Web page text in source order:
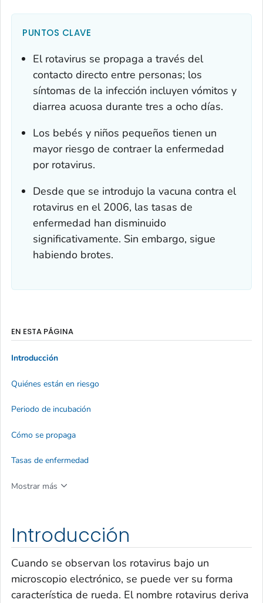
PUNTOS CLAVE
El rotavirus se propaga a través del
contacto directo entre personas; los
síntomas de la infección incluyen vómitos y
diarrea acuosa durante tres a ocho días.
Los bebés y niños pequeños tienen un
mayor riesgo de contraer la enfermedad
por rotavirus.
Desde que se introdujo la vacuna contra el
rotavirus en el 2006, las tasas de
enfermedad han disminuido
significativamente. Sin embargo, sigue
habiendo brotes.
Introducción
Cuando se observan los rotavirus bajo un
microscopio electrónico, se puede ver su forma
característica de rueda. El nombre rotavirus deriva
EN ESTA PÁGINA
Introducción
Quiénes están en riesgo
Periodo de incubación
Cómo se propaga
Tasas de enfermedad
Mostrar más